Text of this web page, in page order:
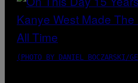
(PHOTO BY DANIEL BOCZARSKI/